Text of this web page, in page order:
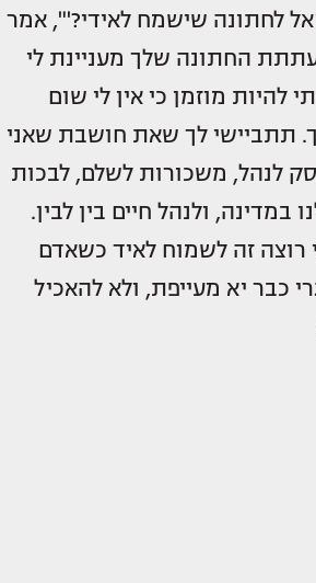
לחתונה שישמח לאידי?'", אמר
החתונה שלך מעניינת לי
להיות מוזמן כי אין לי שום
תתביישי לך שאת חושבת שאני
לנהל, משכורות לשלם, לבכות
במדינה, ולנהל חיים בין לבין.
רוצה זה לשמוח לאיד כשאדם
כבר יא מעייפת, ולא להאכיל